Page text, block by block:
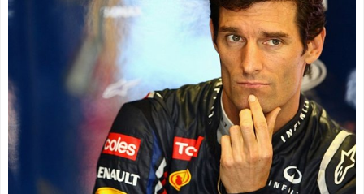
Kalendář F1
Výsledky F1
Týmy a jezdci F1
Okruhy F1
Lexikon F1